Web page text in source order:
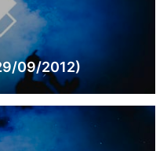
09/2012)